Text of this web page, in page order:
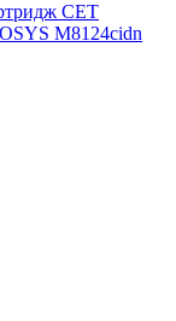
CET
M8124cidn